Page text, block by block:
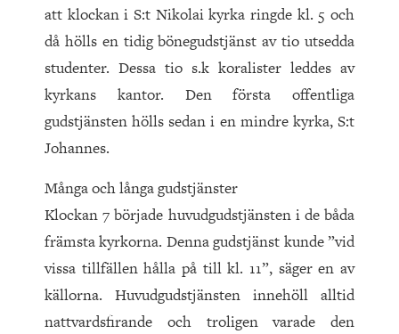
att klockan i S:t Nikolai kyrka ringde kl. 5 och
då hölls en tidig bönegudstjänst av tio utsedda
studenter. Dessa tio s.k koralister leddes av
kyrkans kantor. Den första offentliga
gudstjänsten hölls sedan i en mindre kyrka, S:t
Johannes.
Många och långa gudstjänster
Klockan 7 började huvudgudstjänsten i de båda
främsta kyrkorna. Denna gudstjänst kunde ”vid
vissa tillfällen hålla på till kl. 11”, säger en av
källorna. Huvudgudstjänsten innehöll alltid
nattvardsfirande och troligen varade den